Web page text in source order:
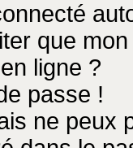
que
ligne ?
passe !
ne peux